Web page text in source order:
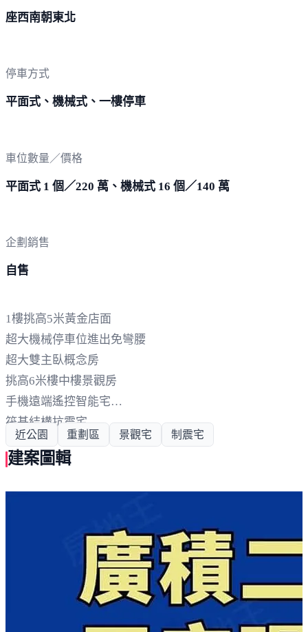
座西南朝東北
停車方式
平面式、機械式、一樓停車
車位數量／價格
平面式 1 個／220 萬、機械式 16 個／140 萬
企劃銷售
自售
1樓挑高5米黃金店面
超大機械停車位進出免彎腰
超大雙主臥概念房
挑高6米樓中樓景觀房
手機遠端遙控智能宅
筏基結構抗震宅
近公園 重劃區 景觀宅 制震宅
建案圖輯